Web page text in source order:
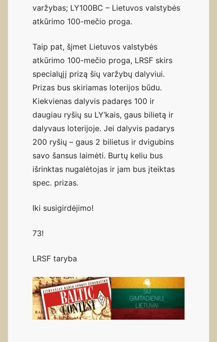
varžybas; LY100BC – Lietuvos valstybės
atkūrimo 100-mečio proga.
Taip pat, šįmet Lietuvos valstybės
atkūrimo 100-mečio proga, LRSF skirs
specialųjį prizą šių varžybų dalyviui.
Prizas bus skiriamas loterijos būdu.
Kiekvienas dalyvis padaręs 100 ir
daugiau ryšių su LY‘kais, gaus bilietą ir
dalyvaus loterijoje. Jei dalyvis padarys
200 ryšių – gaus 2 bilietus ir dvigubins
savo šansus laimėti. Burtų keliu bus
išrinktas nugalėtojas ir jam bus įteiktas
spec. prizas.
Iki susigirdėjimo!
73!
LRSF taryba